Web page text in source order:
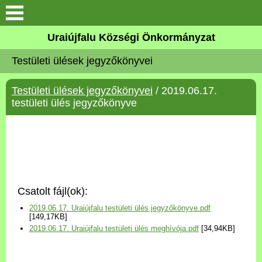
Köszöntő
Elérhetőségek
Uraiújfalu
Választási információk
Versenyképes Járások
Uraiújfalu Községi Önkormányzat
Testületi ülések jegyzőkönyvei
Testületi ülések jegyzőkönyvei / 2019.06.17.
testületi ülés jegyzőkönyve
Csatolt fájl(ok):
2019.06.17. Uraiújfalu testületi ülés jegyzőkönyve.pdf
[149,17KB]
2019.06.17. Uraiújfalu testületi ülés meghívója.pdf [34,94KB]